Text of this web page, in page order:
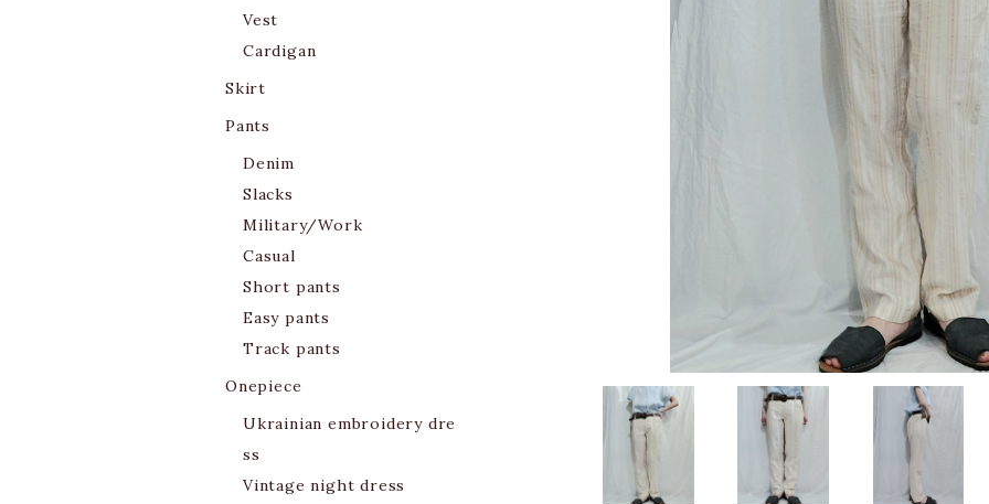
Vest
Cardigan
Skirt
Pants
Denim
Slacks
Military/Work
Casual
Short pants
Easy pants
Track pants
Onepiece
Ukrainian embroidery dre
ss
Vintage night dress